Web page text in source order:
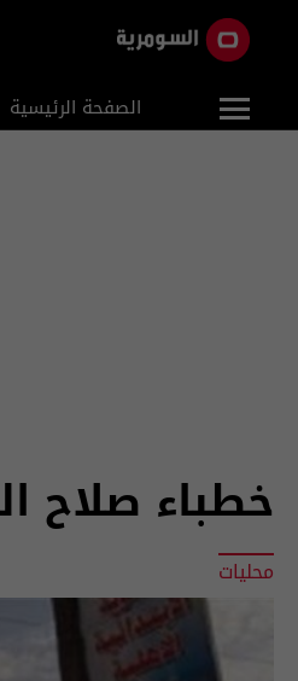
الصفحة الرئيسية
خطباء صلاح
محليات